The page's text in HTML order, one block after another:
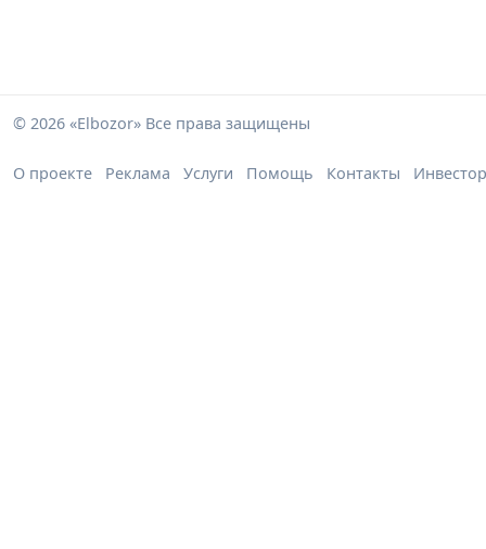
© 2026 «Elbozor» Все права защищены
О проекте Реклама Услуги Помощь Контакты